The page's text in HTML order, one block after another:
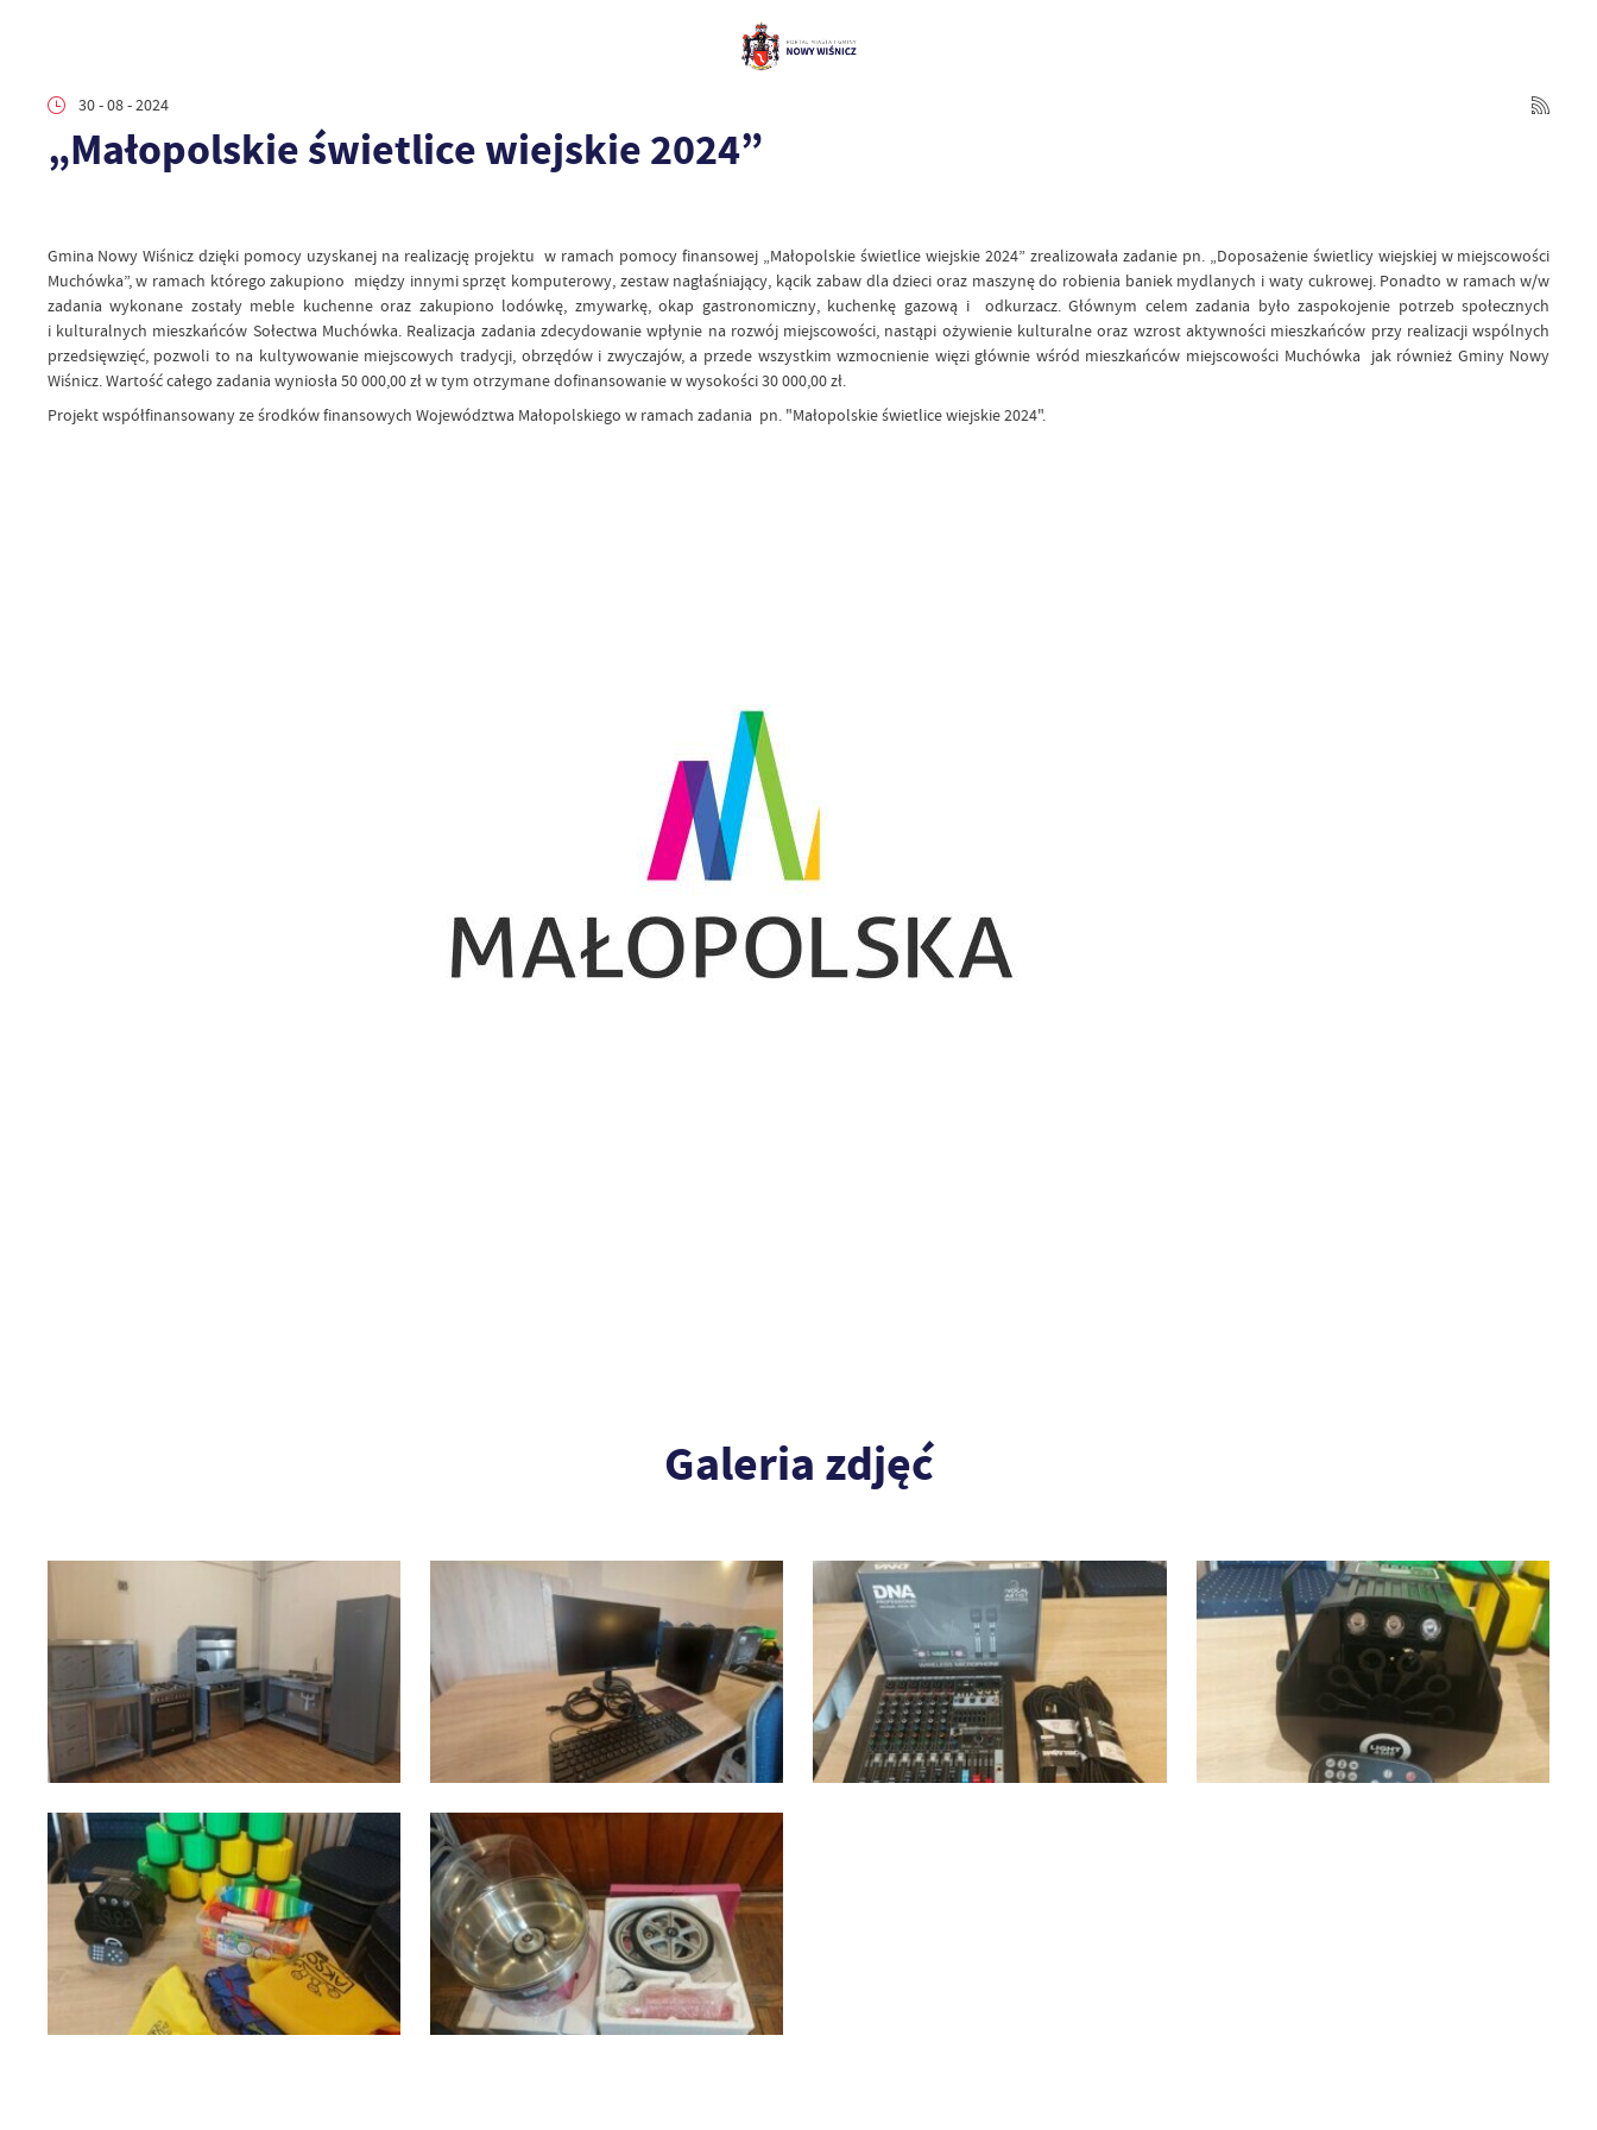
30 - 08 - 2024
„Małopolskie świetlice wiejskie 2024”
Gmina Nowy Wiśnicz dzięki pomocy uzyskanej na realizację projektu w ramach pomocy finansowej „Małopolskie świetlice wiejskie 2024” zrealizowała zadanie pn. „Doposażenie świetlicy wiejskiej w miejscowości
Muchówka”, w ramach którego zakupiono między innymi sprzęt komputerowy, zestaw nagłaśniający, kącik zabaw dla dzieci oraz maszynę do robienia baniek mydlanych i waty cukrowej. Ponadto w ramach w/w
zadania wykonane zostały meble kuchenne oraz zakupiono lodówkę, zmywarkę, okap gastronomiczny, kuchenkę gazową i odkurzacz. Głównym celem zadania było zaspokojenie potrzeb społecznych
i kulturalnych mieszkańców Sołectwa Muchówka. Realizacja zadania zdecydowanie wpłynie na rozwój miejscowości, nastąpi ożywienie kulturalne oraz wzrost aktywności mieszkańców przy realizacji wspólnych
przedsięwzięć, pozwoli to na kultywowanie miejscowych tradycji, obrzędów i zwyczajów, a przede wszystkim wzmocnienie więzi głównie wśród mieszkańców miejscowości Muchówka jak również Gminy Nowy
Wiśnicz. Wartość całego zadania wyniosła 50 000,00 zł w tym otrzymane dofinansowanie w wysokości 30 000,00 zł.
Projekt współfinansowany ze środków finansowych Województwa Małopolskiego w ramach zadania pn. "Małopolskie świetlice wiejskie 2024".
Galeria zdjęć